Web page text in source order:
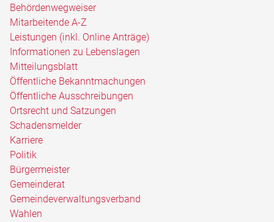
Behördenwegweiser
Mitarbeitende A-Z
Leistungen (inkl. Online Anträge)
Informationen zu Lebenslagen
Mitteilungsblatt
Öffentliche Bekanntmachungen
Öffentliche Ausschreibungen
Ortsrecht und Satzungen
Schadensmelder
Karriere
Politik
Bürgermeister
Gemeinderat
Gemeindeverwaltungsverband
Wahlen